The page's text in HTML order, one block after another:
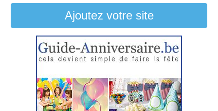
Ajoutez votre site